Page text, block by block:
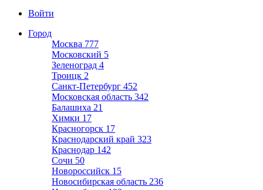
Войти
Город
Москва 777
Московский 5
Зеленоград 4
Троицк 2
Санкт-Петербург 452
Московская область 342
Балашиха 21
Химки 17
Красногорск 17
Краснодарский край 323
Краснодар 142
Сочи 50
Новороссийск 15
Новосибирская область 236